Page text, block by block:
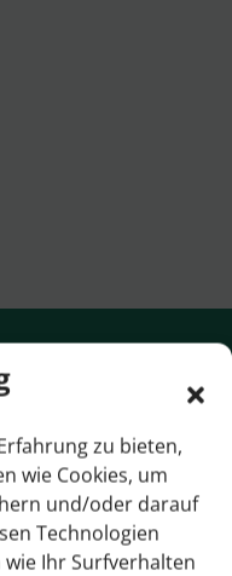
zu bieten,
wie Cookies, um
und/oder darauf
Technologien
Ihr Surfverhalten